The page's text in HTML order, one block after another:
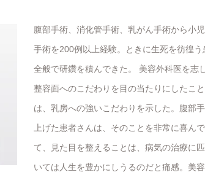
腹部手術、消化管手術、乳がん手術から小
手術を200例以上経験。ときに生死を彷徨
全般で研鑽を積んできた。 美容外科医を志
整容面へのこだわりを目の当たりにしたこ
は、乳房への強いこだわりを示した。腹部
上げた患者さんは、そのことを非常に喜ん
て、見た目を整えることは、病気の治療に
いては人生を豊かにしうるのだと痛感。美